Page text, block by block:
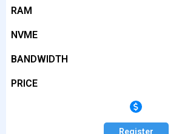
RAM
NVME
BANDWIDTH
PRICE
Register